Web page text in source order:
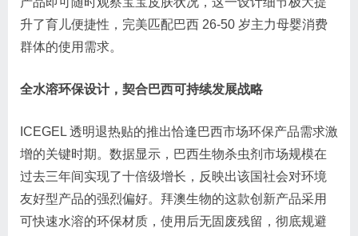
升了育儿便捷性，完美匹配巴西 26-50 岁主力母婴消费
群体的使用需求。
全水溶环保设计，契合巴西可持续发展战略
ICEGEL 透明退热贴的推出恰逢巴西市场环保产品需求激
增的关键时期。数据显示，巴西生物杀虫剂市场规模在
过去三年间实现了十倍级增长，反映出该国社会对环境
友好型产品的强烈偏好。拜澳生物的这款创新产品采用
可快速水溶的环保材质，使用后无固废残留，彻底规避